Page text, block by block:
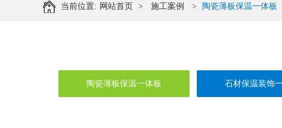
当前位置: 网站首页 > 施工案例 > 陶瓷薄板保温一体板
陶瓷薄板保温一体板 石材保温装饰